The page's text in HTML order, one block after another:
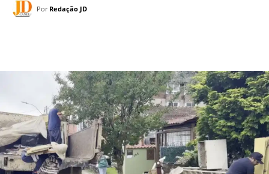
Por Redação JD